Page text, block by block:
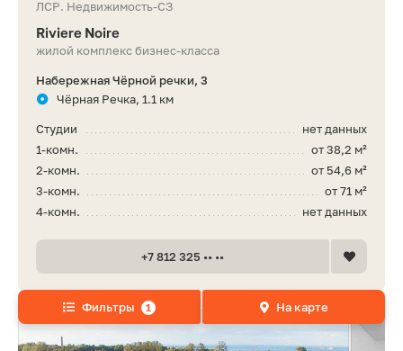
ЛСР. Недвижимость-СЗ
Riviere Noire
жилой комплекс бизнес-класса
Набережная Чёрной речки, 3
Чёрная Речка, 1.1 км
нет данных
Студии
от 38,2 м²
1-комн.
от 54,6 м²
2-комн.
от 71 м²
3-комн.
нет данных
4-комн.
+7 812 325 •• ••
Фильтры 1 На карте